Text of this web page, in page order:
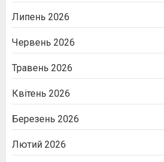
Липень 2026
Червень 2026
Травень 2026
Квітень 2026
Березень 2026
Лютий 2026